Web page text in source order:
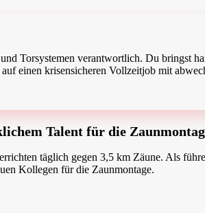
Torsystemen verantwortlich. Du bringst
einen krisensicheren Vollzeitjob mit
Talent für die
täglich gegen 3,5 km Zäune. Als
Kollegen für die Zaunmontage.